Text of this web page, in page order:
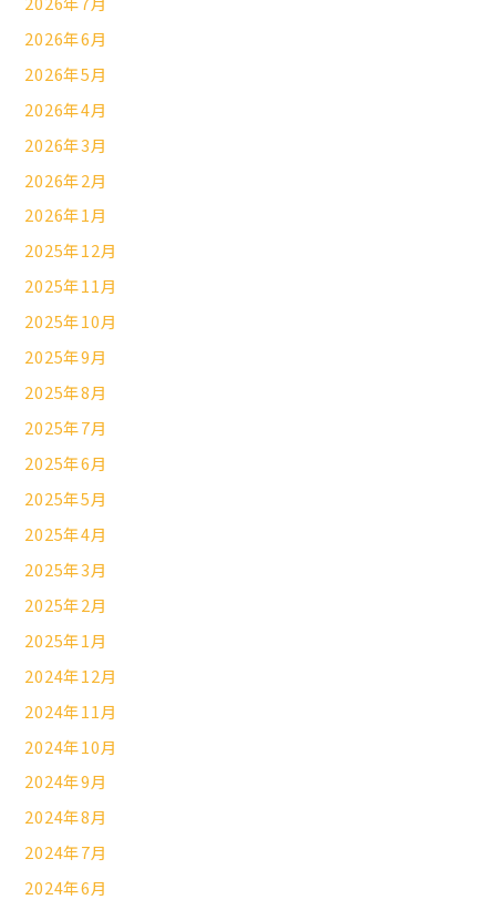
2026年6月
2026年5月
2026年4月
2026年3月
2026年2月
2026年1月
2025年12月
2025年11月
2025年10月
2025年9月
2025年8月
2025年7月
2025年6月
2025年5月
2025年4月
2025年3月
2025年2月
2025年1月
2024年12月
2024年11月
2024年10月
2024年9月
2024年8月
2024年7月
2024年6月